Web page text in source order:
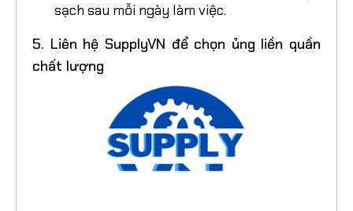
sạch sau mỗi ngày làm việc.
5. Liên hệ SupplyVN để chọn ủng liền quần
chất lượng